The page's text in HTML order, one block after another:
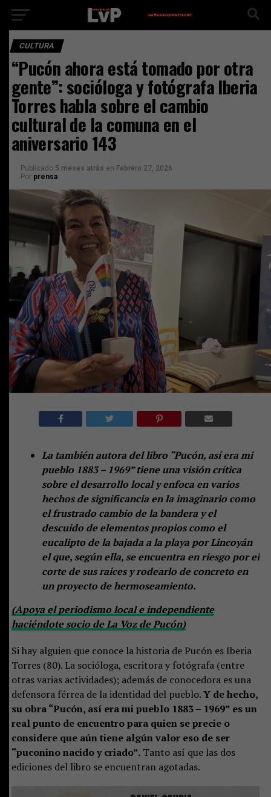
CULTURA
“Pucón ahora está tomado por otra
gente”: socióloga y fotógrafa Iberia
Torres habla sobre el cambio
cultural de la comuna en el
aniversario 143
Publicado 5 meses atrás en Febrero 27, 2026
Por prensa
La también autora del libro “Pucón, así era mi
pueblo 1883 – 1969” tiene una visión crítica
sobre el desarrollo local y enfoca en varios
hechos de significancia en la imaginario como
el frustrado cambio de la bandera y el
descuido de elementos propios como el
eucalipto de la bajada a la playa por Lincoyán
el que, según ella, se encuentra en riesgo por el
corte de sus raíces y rodearlo de concreto en
un proyecto de hermoseamiento.
(Apoya el periodismo local e independiente
haciéndote socio de La Voz de Pucón)
Si hay alguien que conoce la historia de Pucón es Iberia
Torres (80). La socióloga, escritora y fotógrafa (entre
otras varias actividades); además de conocedora es una
defensora férrea de la identidad del pueblo.Y de hecho,
su obra “Pucón, así era mi pueblo 1883 – 1969” es un
real punto de encuentro para quien se precie o
considere que aún tiene algún valor eso de ser
“puconino nacido y criado”.Tanto así que las dos
ediciones del libro se encuentran agotadas.